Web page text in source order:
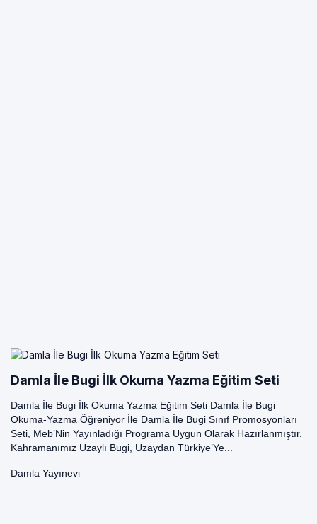
Damla İle Bugi İlk Okuma Yazma Eğitim Seti
Damla İle Bugi İlk Okuma Yazma Eğitim Seti Damla İle Bugi
Okuma-Yazma Öğreniyor İle Damla İle Bugi Sınıf Promosyonları
Seti, Meb’Nin Yayınladığı Programa Uygun Olarak Hazırlanmıştır.
Kahramanımız Uzaylı Bugi, Uzaydan Türkiye’Ye...
Damla Yayınevi